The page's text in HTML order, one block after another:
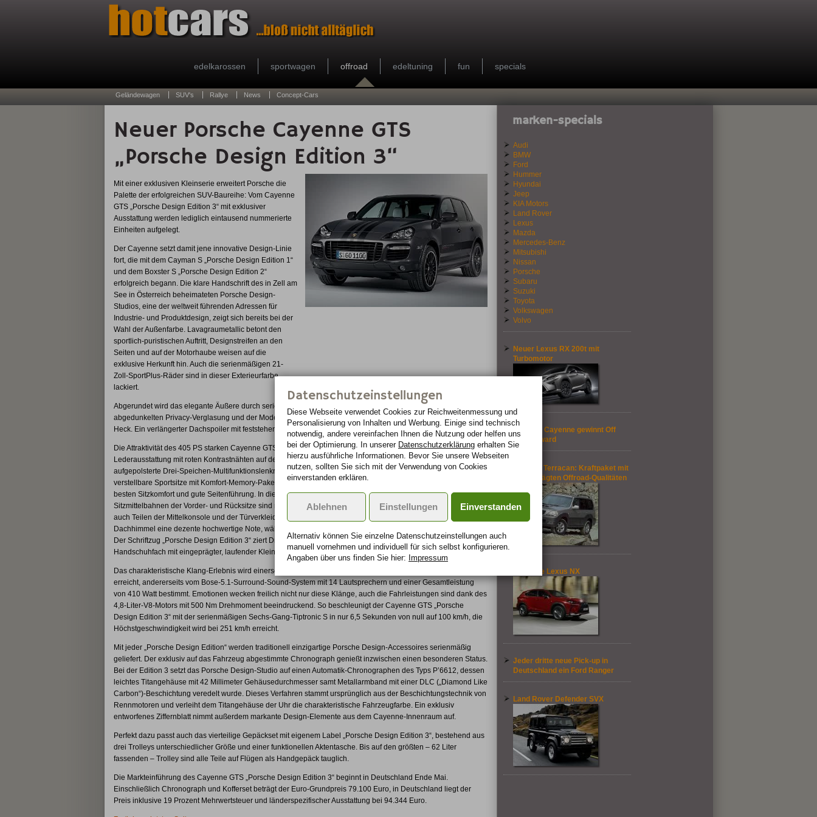
edelkarossen sportwagen offroad edeltuning fun specials
Geländewagen SUV's Rallye News Concept-Cars
Neuer Porsche Cayenne GTS
„Porsche Design Edition 3“
Mit einer exklusiven Kleinserie erweitert Porsche die
Palette der erfolgreichen SUV-Baureihe: Vom Cayenne
GTS „Porsche Design Edition 3“ mit exklusiver
Ausstattung werden lediglich eintausend nummerierte
Einheiten aufgelegt.
Der Cayenne setzt damit jene innovative Design-Linie
fort, die mit dem Cayman S „Porsche Design Edition 1“
und dem Boxster S „Porsche Design Edition 2“
erfolgreich begann. Die klare Handschrift des in Zell am
See in Österreich beheimateten Porsche Design-
Studios, eine der weltweit führenden Adressen für
Industrie- und Produktdesign, zeigt sich bereits bei der
Wahl der Außenfarbe. Lavagraumetallic betont den
sportlich-puristischen Auftritt, Designstreifen an den
Seiten und auf der Motorhaube weisen auf die
exklusive Herkunft hin. Auch die serienmäßigen 21-
Zoll-SportPlus-Räder sind in dieser Exterieurfarbe
lackiert.
Abgerundet wird das elegante Äußere durch serienmäßige Bi-Xenon-Scheinwerfer sowie einer ab der B-Säule
abgedunkelten Privacy-Verglasung und der Modellbezeichnung „Cayenne GTS“ in schwarz mit rotem „S“ am
Heck. Ein verlängerter Dachspoiler mit feststehendem Doppelflügelprofil ist ohne Aufpreis lieferbar.
Die Attraktivität des 405 PS starken Cayenne GTS „Porsche Design Edition 3“ wird durch die exklusive schwarze
Lederausstattung mit roten Kontrastnähten auf der Armaturentafel und den Türbrüstungen weiter gesteigert. Das
aufgepolsterte Drei-Speichen-Multifunktionslenkrad macht die gebotene Sportlichkeit noch greifbarer. Elektrisch
verstellbare Sportsitze mit Komfort-Memory-Paket und erhöhten Seitenwangen bieten Fahrer und Beifahrer
besten Sitzkomfort und gute Seitenführung. In die vorderen Kopfstützen ist das Porsche-Wappen geprägt, die
Sitzmittelbahnen der Vorder- und Rücksitze sind mit rutschfestem Alcantara bezogen. Dieses Material verleiht
auch Teilen der Mittelkonsole und der Türverkleidungen sowie den Innenseiten der Türgriffe und dem kompletten
Dachhimmel eine dezente hochwertige Note, während Carbon-Zierleisten eine Brücke zum Motorsport schlagen.
Der Schriftzug „Porsche Design Edition 3“ ziert Drehzahlmesser, Einstiegsblenden vorne und jene Plakette im
Handschuhfach mit eingeprägter, laufender Kleinseriennummer.
Das charakteristische Klang-Erlebnis wird einerseits auf Knopfdruck über die serienmäßige Sportabgasanlage
erreicht, andererseits vom Bose-5.1-Surround-Sound-System mit 14 Lautsprechern und einer Gesamtleistung
von 410 Watt bestimmt. Emotionen wecken freilich nicht nur diese Klänge, auch die Fahrleistungen sind dank des
4,8-Liter-V8-Motors mit 500 Nm Drehmoment beeindruckend. So beschleunigt der Cayenne GTS „Porsche
Design Edition 3“ mit der serienmäßigen Sechs-Gang-Tiptronic S in nur 6,5 Sekunden von null auf 100 km/h, die
Höchstgeschwindigkeit wird bei 251 km/h erreicht.
Mit jeder „Porsche Design Edition“ werden traditionell einzigartige Porsche Design-Accessoires serienmäßig
geliefert. Der exklusiv auf das Fahrzeug abgestimmte Chronograph genießt inzwischen einen besonderen Status.
Bei der Edition 3 setzt das Porsche Design-Studio auf einen Automatik-Chronographen des Typs P’6612, dessen
leichtes Titangehäuse mit 42 Millimeter Gehäusedurchmesser samt Metallarmband mit einer DLC („Diamond Like
Carbon“)-Beschichtung veredelt wurde. Dieses Verfahren stammt ursprünglich aus der Beschichtungstechnik von
Rennmotoren und verleiht dem Titangehäuse der Uhr die charakteristische Fahrzeugfarbe. Ein exklusiv
entworfenes Ziffernblatt nimmt außerdem markante Design-Elemente aus dem Cayenne-Innenraum auf.
Perfekt dazu passt auch das vierteilige Gepäckset mit eigenem Label „Porsche Design Edition 3“, bestehend aus
drei Trolleys unterschiedlicher Größe und einer funktionellen Aktentasche. Bis auf den größten – 62 Liter
fassenden – Trolley sind alle Teile auf Flügen als Handgepäck tauglich.
Die Markteinführung des Cayenne GTS „Porsche Design Edition 3“ beginnt in Deutschland Ende Mai.
Einschließlich Chronograph und Kofferset beträgt der Euro-Grundpreis 79.100 Euro, in Deutschland liegt der
Preis inklusive 19 Prozent Mehrwertsteuer und länderspezifischer Ausstattung bei 94.344 Euro.
marken-specials
Audi
BMW
Ford
Hummer
Hyundai
Jeep
KIA Motors
Land Rover
Lexus
Mazda
Mercedes-Benz
Mitsubishi
Nissan
Porsche
Subaru
Suzuki
Toyota
Volkswagen
Volvo
Neuer Lexus RX 200t mit
Turbomotor
Porsche Cayenne gewinnt Off
Road-Award
Hyundai Terracan: Kraftpaket mit
ausgeprägten Offroad-Qualitäten
Der neue Lexus NX
Jeder dritte neue Pick-up in
Deutschland ein Ford Ranger
Land Rover Defender SVX
Datenschutzeinstellungen
Diese Webseite verwendet Cookies zur Reichweiten­messung und
Personalisierung von Inhalten und Werbung. Einige sind technisch
notwendig, andere vereinfachen Ihnen die Nutzung oder helfen uns
bei der Optimierung. In unserer Datenschutzerklärung erhalten Sie
hierzu ausführliche Informationen. Bevor Sie unsere Webseiten
nutzen, sollten Sie sich mit der Verwendung von Cookies
einverstanden erklären.
Einverstanden
Ablehnen Einstellungen
Alternativ können Sie einzelne Datenschutz­ein­stellungen auch
manuell vor­nehmen und indivi­duell für sich selbst konfigurieren.
Angaben über uns finden Sie hier: Impressum